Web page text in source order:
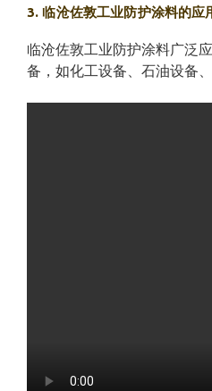
3. 临沧佐敦工业防护涂料的应
临沧佐敦工业防护涂料广泛
备，如化工设备、石油设备